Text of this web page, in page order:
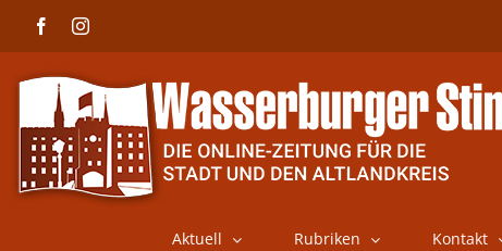
FacebookInstagram
Aktuell Rubriken Kontakt